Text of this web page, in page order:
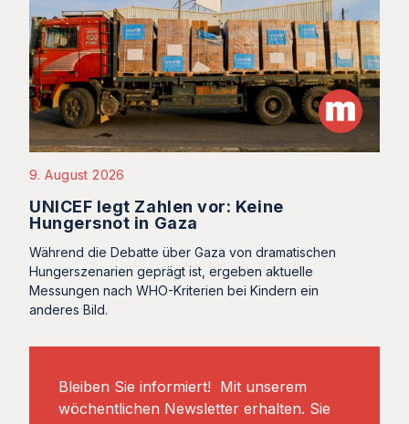
9. August 2026
UNICEF legt Zahlen vor: Keine
Hungersnot in Gaza
Während die Debatte über Gaza von dramatischen
Hungerszenarien geprägt ist, ergeben aktuelle
Messungen nach WHO-Kriterien bei Kindern ein
anderes Bild.
Bleiben Sie informiert! Mit unserem
wöchentlichen Newsletter erhalten. Sie